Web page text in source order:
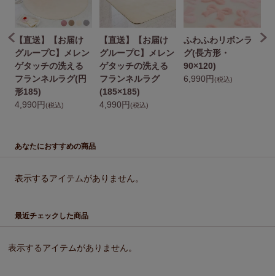
【直送】【お届け
グループC】メレン
ゲタッチの洗える
フランネルラグ(円
形185)
4,990円 (税込)
【直送】【お届け
グループC】メレン
ゲタッチの洗える
フランネルラグ
(185×185)
4,990円 (税込)
ふわふわリボンラ
グ(長方形・
90×120)
6,990円(税込)
あなたにおすすめの商品
表示するアイテムがありません。
最近チェックした商品
表示するアイテムがありません。